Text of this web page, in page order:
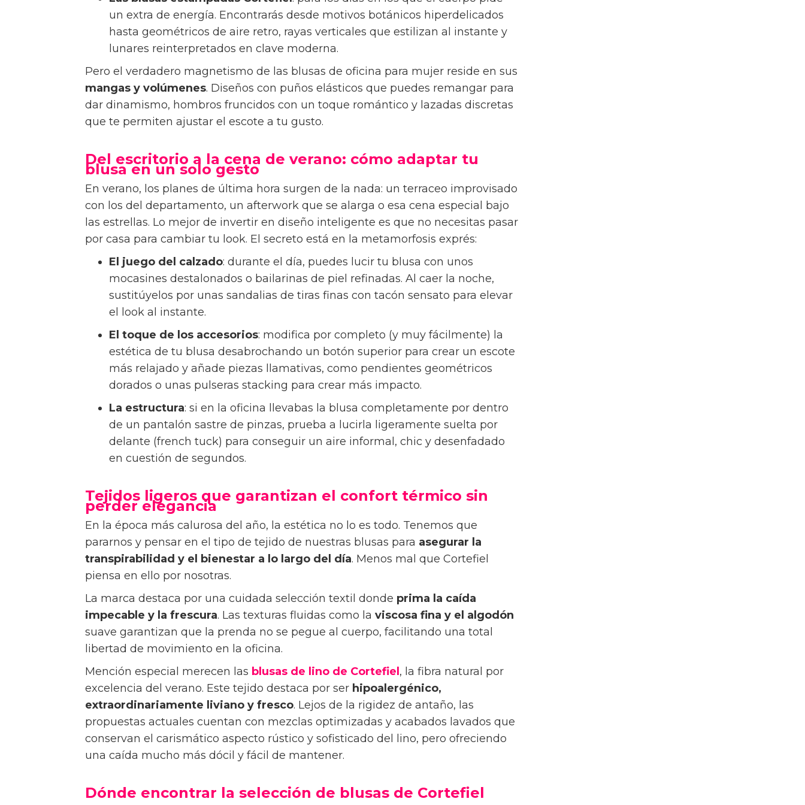
un extra de energía. Encontrarás desde motivos botánicos hiperdelicados
hasta geométricos de aire retro, rayas verticales que estilizan al instante y
lunares reinterpretados en clave moderna.
Pero el verdadero magnetismo de las blusas de oficina para mujer reside en sus
mangas y volúmenes. Diseños con puños elásticos que puedes remangar para
dar dinamismo, hombros fruncidos con un toque romántico y lazadas discretas
que te permiten ajustar el escote a tu gusto.
Del escritorio a la cena de verano: cómo adaptar tu
blusa en un solo gesto
En verano, los planes de última hora surgen de la nada: un terraceo improvisado
con los del departamento, un afterwork que se alarga o esa cena especial bajo
las estrellas. Lo mejor de invertir en diseño inteligente es que no necesitas pasar
por casa para cambiar tu look. El secreto está en la metamorfosis exprés:
El juego del calzado: durante el día, puedes lucir tu blusa con unos
mocasines destalonados o bailarinas de piel refinadas. Al caer la noche,
sustitúyelos por unas sandalias de tiras finas con tacón sensato para elevar
el look al instante.
El toque de los accesorios: modifica por completo (y muy fácilmente) la
estética de tu blusa desabrochando un botón superior para crear un escote
más relajado y añade piezas llamativas, como pendientes geométricos
dorados o unas pulseras stacking para crear más impacto.
La estructura: si en la oficina llevabas la blusa completamente por dentro
de un pantalón sastre de pinzas, prueba a lucirla ligeramente suelta por
delante (french tuck) para conseguir un aire informal, chic y desenfadado
en cuestión de segundos.
Tejidos ligeros que garantizan el confort térmico sin
perder elegancia
En la época más calurosa del año, la estética no lo es todo. Tenemos que
pararnos y pensar en el tipo de tejido de nuestras blusas para asegurar la
transpirabilidad y el bienestar a lo largo del día. Menos mal que Cortefiel
piensa en ello por nosotras.
La marca destaca por una cuidada selección textil donde prima la caída
impecable y la frescura. Las texturas fluidas como la viscosa fina y el algodón
suave garantizan que la prenda no se pegue al cuerpo, facilitando una total
libertad de movimiento en la oficina.
Mención especial merecen las blusas de lino de Cortefiel , la fibra natural por
excelencia del verano. Este tejido destaca por ser hipoalergénico,
extraordinariamente liviano y fresco. Lejos de la rigidez de antaño, las
propuestas actuales cuentan con mezclas optimizadas y acabados lavados que
conservan el carismático aspecto rústico y sofisticado del lino, pero ofreciendo
una caída mucho más dócil y fácil de mantener.
Dónde encontrar la selección de blusas de Cortefiel